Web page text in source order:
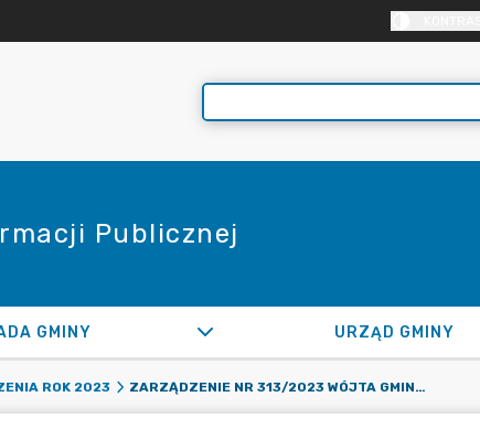
Publicznej
GMINY URZĄD GMINY
ROK 2023 ZARZĄDZENIE NR 313/2023 WÓJTA GMINY RASZYN Z DNIA 29 GRUDNIA 2023 ROKU W SPRAWIE USTALENIA CZASU PRACY PRACOWNIKÓW W 2024 R.